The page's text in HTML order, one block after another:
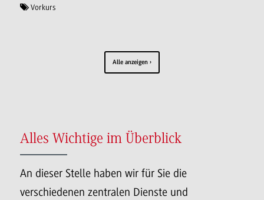
Vorkurs
Alle anzeigen
Alles Wichtige im Überblick
An dieser Stelle haben wir für Sie die
verschiedenen zentralen Dienste und